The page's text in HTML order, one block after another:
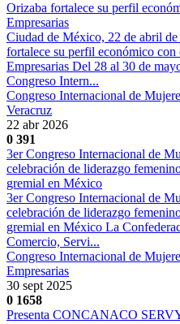
Orizaba fortalece su perfil
Empresarias
Ciudad de México, 22 de abril
fortalece su perfil económico
Empresarias Del 28 al 30 de
Congreso Intern...
Congreso Internacional de
Veracruz
22 abr 2026
0 391
3er Congreso Internacional de
celebración de liderazgo
gremial en México
3er Congreso Internacional de
celebración de liderazgo
gremial en México La
Comercio, Servi...
Congreso Internacional de
Empresarias
30 sept 2025
0 1658
Presenta CONCANACO